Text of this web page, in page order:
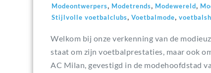
Modeontwerpers, Modetrends, Modewereld,
Stijlvolle voetbalclubs, Voetbalmode,
Welkom bij onze verkenning van de
staat om zijn voetbalprestaties, maar ook
AC Milan, gevestigd in de modehoofdstad